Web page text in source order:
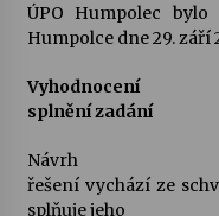
ÚPO Humpolec bylo
Humpolce dne 29. září
Vyhodnocení
splnění zadání
Návrh
řešení vychází ze
splňuje jeho